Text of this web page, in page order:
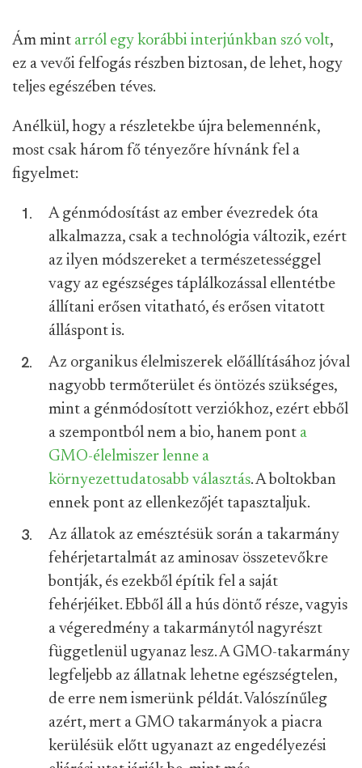
Ám mint arról egy korábbi interjúnkban szó volt,
ez a vevői felfogás részben biztosan, de lehet, hogy
teljes egészében téves.
Anélkül, hogy a részletekbe újra belemennénk,
most csak három fő tényezőre hívnánk fel a
figyelmet:
A génmódosítást az ember évezredek óta
alkalmazza, csak a technológia változik, ezért
az ilyen módszereket a természetességgel
vagy az egészséges táplálkozással ellentétbe
állítani erősen vitatható, és erősen vitatott
álláspont is.
Az organikus élelmiszerek előállításához jóval
nagyobb termőterület és öntözés szükséges,
mint a génmódosított verziókhoz, ezért ebből
a szempontból nem a bio, hanem pont a
GMO-élelmiszer lenne a
környezettudatosabb választás. A boltokban
ennek pont az ellenkezőjét tapasztaljuk.
Az állatok az emésztésük során a takarmány
fehérjetartalmát az aminosav összetevőkre
bontják, és ezekből építik fel a saját
fehérjéiket. Ebből áll a hús döntő része, vagyis
a végeredmény a takarmánytól nagyrészt
függetlenül ugyanaz lesz. A GMO-takarmány
legfeljebb az állatnak lehetne egészségtelen,
de erre nem ismerünk példát. Valószínűleg
azért, mert a GMO takarmányok a piacra
kerülésük előtt ugyanazt az engedélyezési